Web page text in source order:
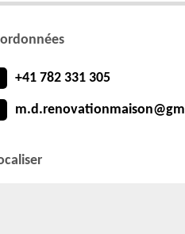
+41 782 331 305